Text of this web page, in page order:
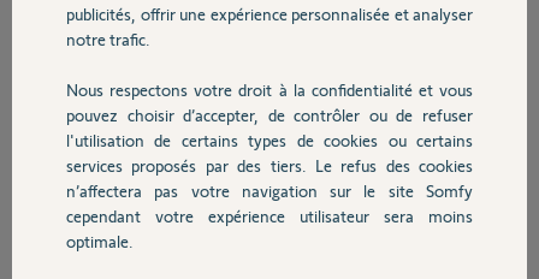
Domotique
Chauffage
Autres produits
Merci
nicolas
il y a 11 mois
Participer au fil de discussion
publicités, offrir une expérience personnalisée et analyser
notre trafic.
Nous respectons votre droit à la confidentialité et vous
pouvez choisir d’accepter, de contrôler ou de refuser
l'utilisation de certains types de cookies ou certains
services proposés par des tiers. Le refus des cookies
n’affectera pas votre navigation sur le site Somfy
cependant votre expérience utilisateur sera moins
optimale.